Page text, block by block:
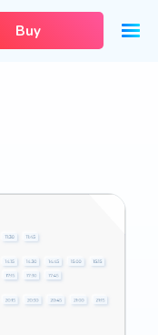
Buy